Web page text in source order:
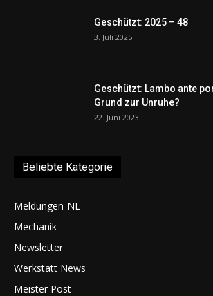
Geschützt: 2025 – 48
3. Juli 2025
Geschützt: Lambo ante
Grund zur Unruhe?
22. Juni 2023
Beliebte Kategorie
Meldungen-NL
Mechanik
Newsletter
Werkstatt News
Meister Post